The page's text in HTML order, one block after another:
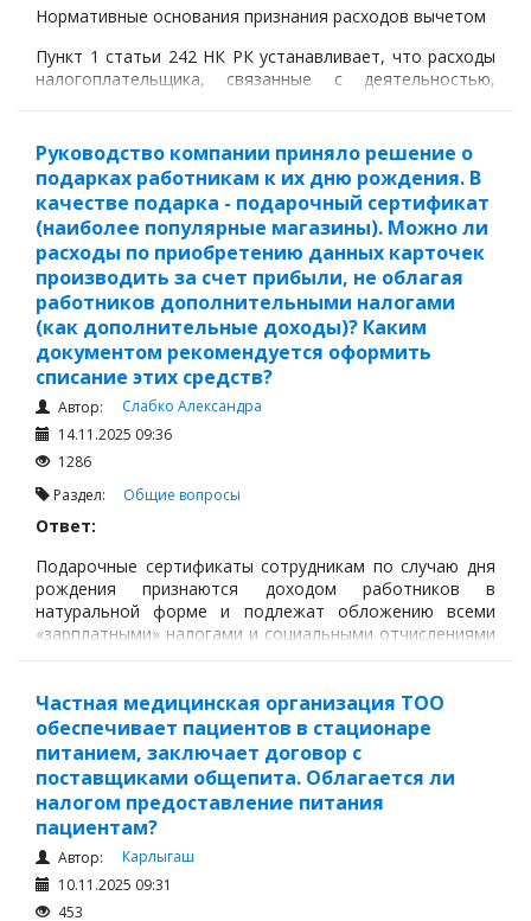
Нормативные основания признания расходов вычетом
Пункт 1 статьи 242 НК РК устанавливает, что расходы
налогоплательщика, связанные с деятельностью,
экономически обоснованы;
документально подтверждены;
непосредственно связаны с деятельностью
налогоплательщика.
Руководство компании приняло решение о
подарках работникам к их дню рождения. В
качестве подарка - подарочный сертификат
(наиболее популярные магазины). Можно ли
расходы по приобретению данных карточек
производить за счет прибыли, не облагая
работников дополнительными налогами
(как дополнительные доходы)? Каким
документом рекомендуется оформить
списание этих средств?
Автор:
Слабко Александра
14.11.2025 09:36
1286
Раздел: Общие вопросы
Ответ:
Подарочные сертификаты сотрудникам по случаю дня
рождения признаются доходом работников в
натуральной форме и подлежат обложению всеми
«зарплатными» налогами и социальными отчислениями
(ИПН, ОПВ, СО, ОСМС, ВОСМС и т. д.) в соответствии с
(далее – НК РК).
Частная медицинская организация ТОО
обеспечивает пациентов в стационаре
питанием, заключает договор с
поставщиками общепита. Облагается ли
налогом предоставление питания
пациентам?
Автор:
Карлыгаш
10.11.2025 09:31
453